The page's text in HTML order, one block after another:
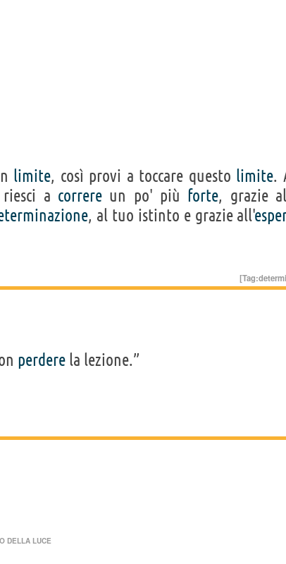
limite, così provi a toccare questo limite.
a correre un po' più forte, grazie al
, al tuo istinto e grazie all'
[Tag:
perdere la lezione.”
DELLA LUCE